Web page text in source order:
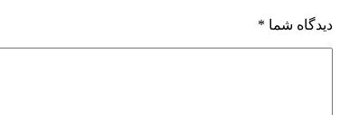
دیدگاه شما *